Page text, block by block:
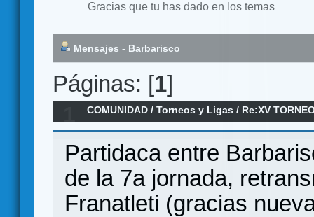
Gracias que tu has dado en los temas
Mensajes - Barbarisco
Páginas: [1]
COMUNIDAD /Torneos y Ligas / Re:XV
ANILLO/ 7ª Ronda
Partidaca entre
de la 7a jornada,
Franatleti (gracias